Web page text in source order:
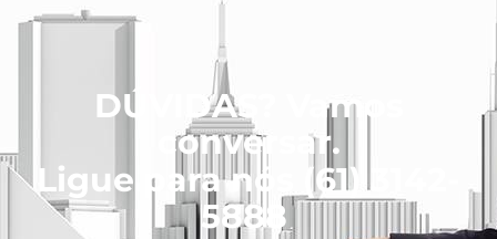
DÚVIDAS? Vamos
conversar.
Ligue para nós
(61) 3142-
5888